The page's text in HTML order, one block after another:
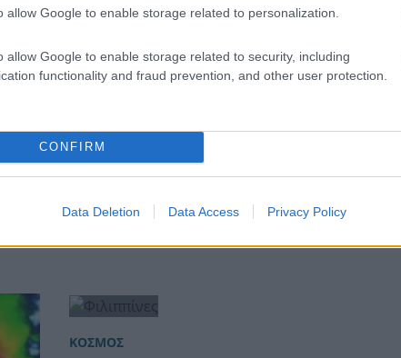
allow Google to enable storage related to personalization.
allow Google to enable storage related to security, including
functionality and fraud prevention, and other user protection.
CONFIRM
Data Deletion Data Access Privacy Policy
–
ΚΟΣΜΟΣ
Η Ευρώπη στη «δίνη» της καταιγίδας Κερκ:
Τουλάχιστον ένας νεκρός ΦΩΤΟ
ΚΟΣΜΟΣ